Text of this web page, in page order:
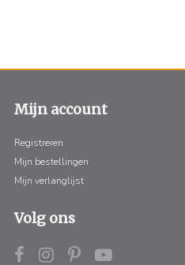
Mijn account
Registreren
Mijn bestellingen
Mijn verlanglijst
Volg ons